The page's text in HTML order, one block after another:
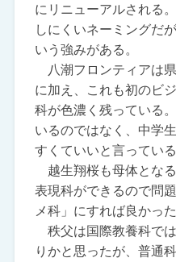
にリニューアルされる
しにくいネーミングだ
いう強みがある。
八潮フロンティアは
に加え、これも初のビ
科が色濃く残っている
いるのではなく、中学
すくていいと言っている
越生翔桜も母体とな
表現科ができるので問
メ科」にすれば良かっ
秩父は国際教養科で
りかと思ったが、普通